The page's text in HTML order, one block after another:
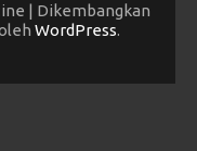
| Dikembangkan
WordPress.